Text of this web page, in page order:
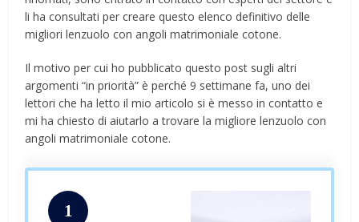
li ha consultati per creare questo elenco definitivo delle
migliori lenzuolo con angoli matrimoniale cotone.
Il motivo per cui ho pubblicato questo post sugli altri
argomenti “in priorità” è perché 9 settimane fa, uno dei
lettori che ha letto il mio articolo si è messo in contatto e
mi ha chiesto di aiutarlo a trovare la migliore lenzuolo con
angoli matrimoniale cotone.
1